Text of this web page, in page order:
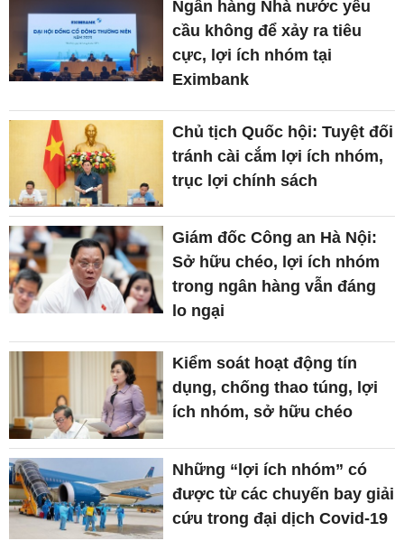
Ngân hàng Nhà nước yêu
cầu không để xảy ra tiêu
cực, lợi ích nhóm tại
Eximbank
Chủ tịch Quốc hội: Tuyệt đối
tránh cài cắm lợi ích nhóm,
trục lợi chính sách
Giám đốc Công an Hà Nội:
Sở hữu chéo, lợi ích nhóm
trong ngân hàng vẫn đáng
lo ngại
Kiểm soát hoạt động tín
dụng, chống thao túng, lợi
ích nhóm, sở hữu chéo
Những “lợi ích nhóm” có
được từ các chuyến bay giải
cứu trong đại dịch Covid-19